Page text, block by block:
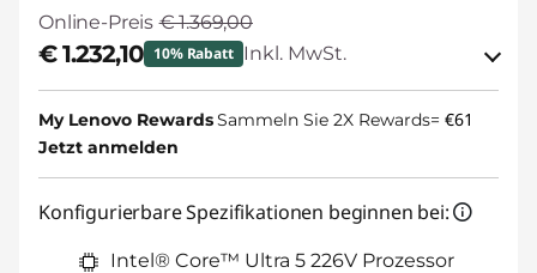
Online-Preis € 1.369,00
€ 1.232,10 10% Rabatt Inkl. MwSt.
eCoupon :
Der eCoupon ist auf Einheiten mit
My Lenovo RewardsSammeln Sie 2X Rewards= €61
Jetzt anmelden
Konfigurierbare Spezifikationen beginnen bei:
Intel® Core™ Ultra 5 226V Prozessor